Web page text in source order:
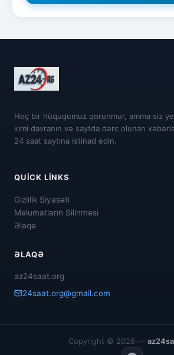
Heç bir hüququmuz qorunmur, amma siz
kimi davranın və saytda dərc olunan
24 saat saytına istinad edin.
QUICK LINKS
Gizlilik Siyasəti
Məlumatların Silinməsi
Əlaqə
ƏLAQƏ
az24saat.org
24saat.org@gmail.com
Copyright © 2026 —